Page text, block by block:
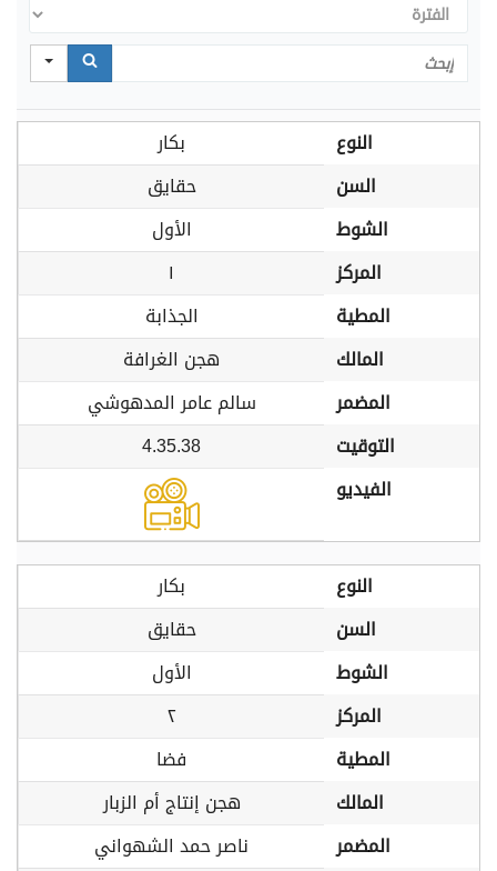
Search
النوع
بكار
السن
حقايق
الشوط
الأول
المركز
١
المطية
الجذابة
المالك
هجن الغرافة
المضمر
سالم عامر المدهوشي
التوقيت
4.35.38
الفيديو
النوع
بكار
السن
حقايق
الشوط
الأول
المركز
٢
المطية
فضا
المالك
هجن إنتاج أم الزبار
المضمر
ناصر حمد الشهواني